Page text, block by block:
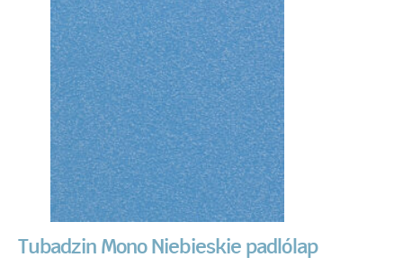
Tubadzin Mono Niebieskie padlólap